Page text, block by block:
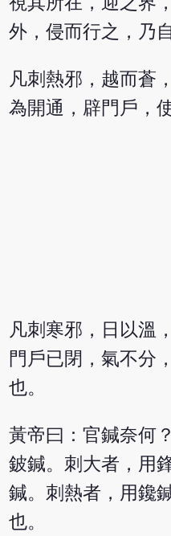
外，侵而行之，乃
凡刺熱邪，越而蒼
為開通，辟門戶，
凡刺寒邪，日以溫
門戶已閉，氣不分
也。
黃帝曰：官鍼奈何
鈹鍼。刺大者，用
鍼。刺熱者，用鑱
也。